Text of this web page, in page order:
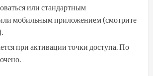
или стандартным
мобильным приложением (смотрите
при активации точки доступа. По